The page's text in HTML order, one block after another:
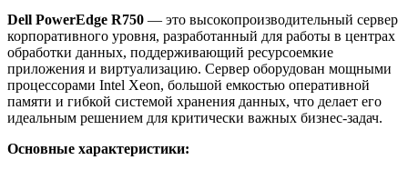
Dell PowerEdge R750 — это высокопроизводительный сервер
корпоративного уровня, разработанный для работы в центрах
обработки данных, поддерживающий ресурсоемкие
приложения и виртуализацию. Сервер оборудован мощными
процессорами Intel Xeon, большой емкостью оперативной
памяти и гибкой системой хранения данных, что делает его
идеальным решением для критически важных бизнес-задач.
Основные характеристики: